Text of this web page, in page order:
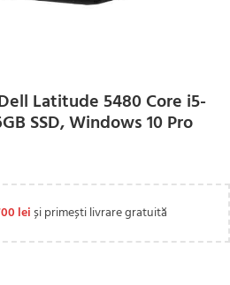
Latitude 5480 Core i5-
SSD, Windows 10 Pro
leiși primești livrare gratuită